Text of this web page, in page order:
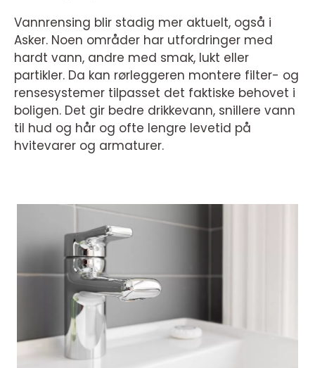
Vannrensing blir stadig mer aktuelt, også i
Asker. Noen områder har utfordringer med
hardt vann, andre med smak, lukt eller
partikler. Da kan rørleggeren montere filter- og
rensesystemer tilpasset det faktiske behovet i
boligen. Det gir bedre drikkevann, snillere vann
til hud og hår og ofte lengre levetid på
hvitevarer og armaturer.